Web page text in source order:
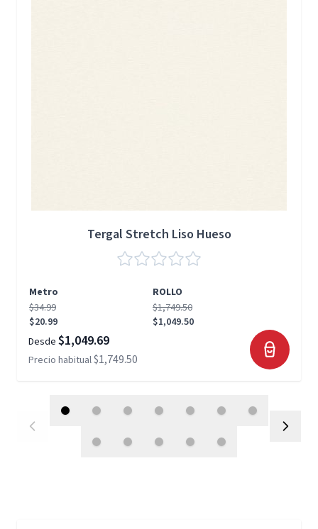
Tergal Stretch Liso Hueso
Metro
ROLLO
$34.99
$20.99
$1,749.50
$1,049.50
Desde $1,049.69
Precio habitual$1,749.50